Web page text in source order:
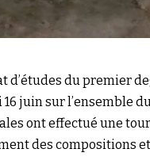
du premier
juin sur l’ensemble
ont effectué une
des compositions